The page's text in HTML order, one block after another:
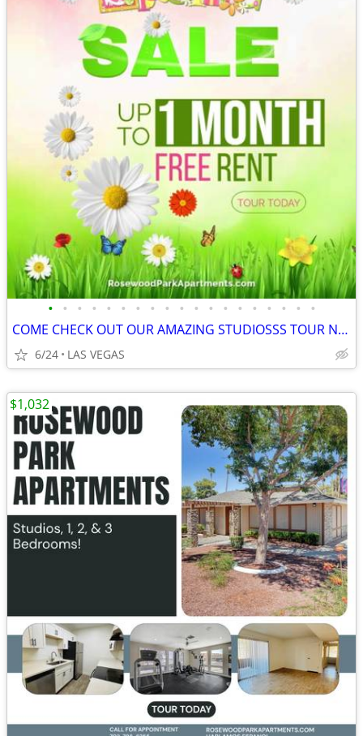
• • • • • • • • • • • • • • • • • • •
COME CHECK OUT OUR AMAZING STUDIOSSS TOUR NOW!!
6/24 LAS VEGAS
$1,032